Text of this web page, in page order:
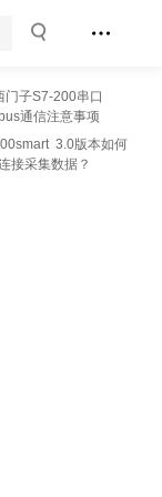
门子S7-200串口
通信注意事项
3.0版本如何
接采集数据？